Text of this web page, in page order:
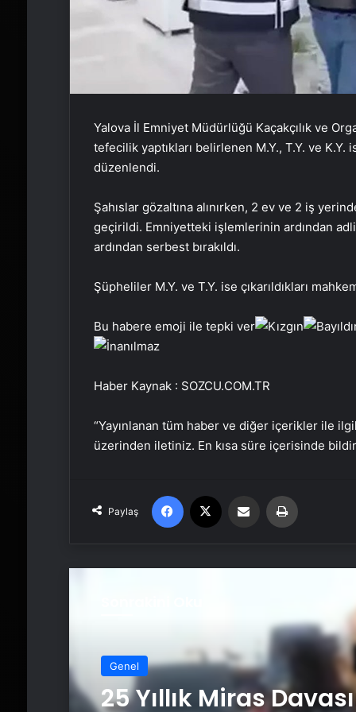
Yalova İl Emniyet Müdürlüğü Kaçakçılık ve
tefecilik yaptıkları belirlenen M.Y., T.Y. ve
düzenlendi.
Şahıslar gözaltına alınırken, 2 ev ve 2 iş
geçirildi. Emniyetteki işlemlerinin ardından
ardından serbest bırakıldı.
Şüpheliler M.Y. ve T.Y. ise çıkarıldıkları
Bu habere emoji ile tepki ver
Haber Kaynak : SOZCU.COM.TR
“Yayınlanan tüm haber ve diğer içerikler ile
üzerinden iletiniz. En kısa süre içerisinde
Paylaş
Facebook Email'den paylaş
Genel
Serjoy : Dijital Medya